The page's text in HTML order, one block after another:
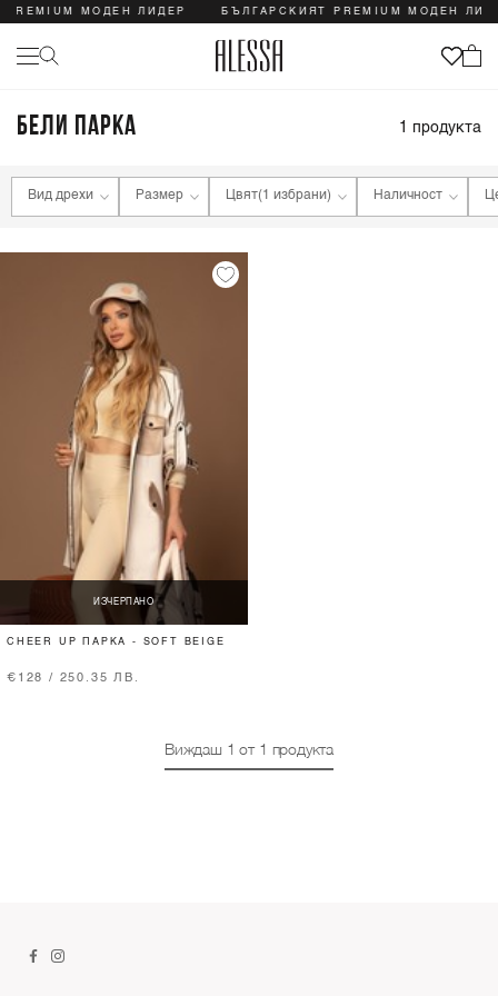
МОДЕН ЛИДЕР БЪЛГАРСКИЯТ PREMIUM МОДЕН
БЕЛИ ПАРКА 1 продукта
Вид дрехи Размер Цвят(1 избрани) Наличност
ИЗЧЕРПАНО
CHEER UP ПАРКА - SOFT BEIGE
€128 / 250.35 ЛВ.
Виждаш 1 от 1 продукта